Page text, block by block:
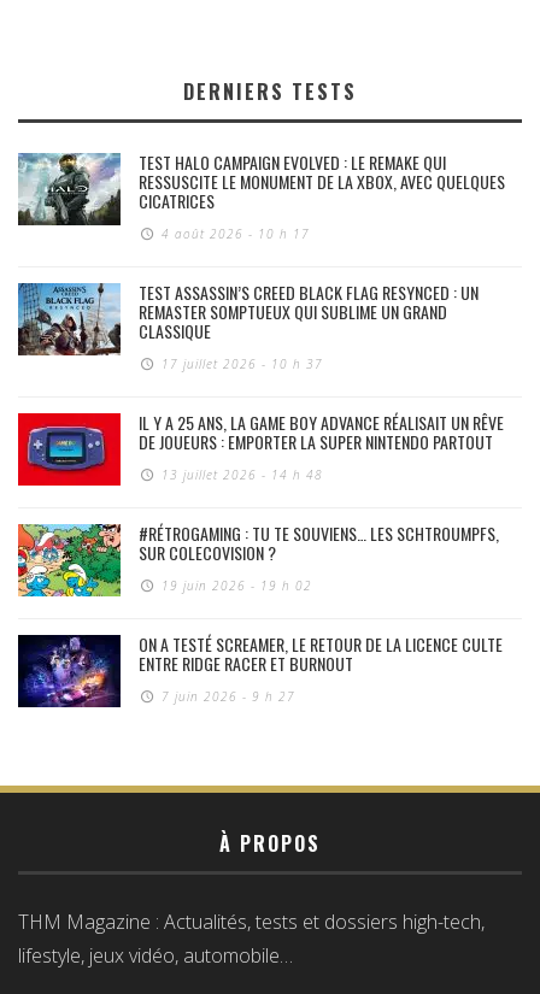
DERNIERS TESTS
TEST HALO CAMPAIGN EVOLVED : LE REMAKE QUI
RESSUSCITE LE MONUMENT DE LA XBOX, AVEC QUELQUES
CICATRICES
4 août 2026 - 10 h 17
TEST ASSASSIN’S CREED BLACK FLAG RESYNCED : UN
REMASTER SOMPTUEUX QUI SUBLIME UN GRAND
CLASSIQUE
17 juillet 2026 - 10 h 37
IL Y A 25 ANS, LA GAME BOY ADVANCE RÉALISAIT UN RÊVE
DE JOUEURS : EMPORTER LA SUPER NINTENDO PARTOUT
13 juillet 2026 - 14 h 48
#RÉTROGAMING : TU TE SOUVIENS… LES SCHTROUMPFS,
SUR COLECOVISION ?
19 juin 2026 - 19 h 02
ON A TESTÉ SCREAMER, LE RETOUR DE LA LICENCE CULTE
ENTRE RIDGE RACER ET BURNOUT
7 juin 2026 - 9 h 27
À PROPOS
THM Magazine : Actualités, tests et dossiers high-tech,
lifestyle, jeux vidéo, automobile…